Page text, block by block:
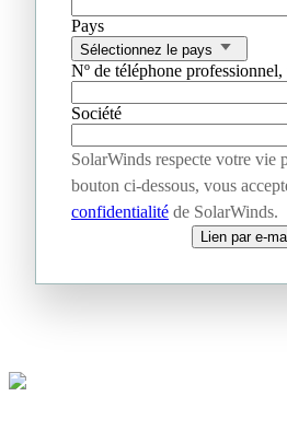
Pays
Sélectionnez le pays
Nº de téléphone
Société
SolarWinds respecte votre vie
bouton ci-dessous, vous
confidentialité de SolarWinds.
Lien par e-